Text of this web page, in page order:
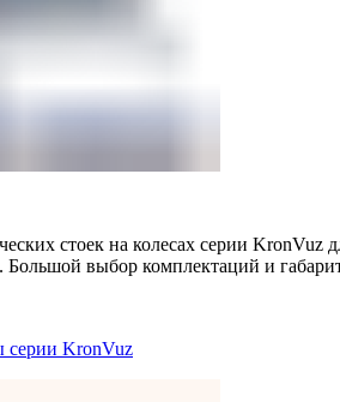
стоек на колесах серии KronVuz
Большой выбор комплектаций и
серии KronVuz